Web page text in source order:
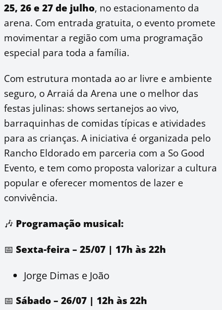
25, 26 e 27 de julho, no estacionamento da
arena. Com entrada gratuita, o evento promete
movimentar a região com uma programação
especial para toda a família.
Com estrutura montada ao ar livre e ambiente
seguro, o Arraiá da Arena une o melhor das
festas julinas: shows sertanejos ao vivo,
barraquinhas de comidas típicas e atividades
para as crianças. A iniciativa é organizada pelo
Rancho Eldorado em parceria com a So Good
Evento, e tem como proposta valorizar a cultura
popular e oferecer momentos de lazer e
convivência.
🎶 Programação musical:
📅 Sexta-feira – 25/07 | 17h às 22h
Jorge Dimas e João
📅 Sábado – 26/07 | 12h às 22h